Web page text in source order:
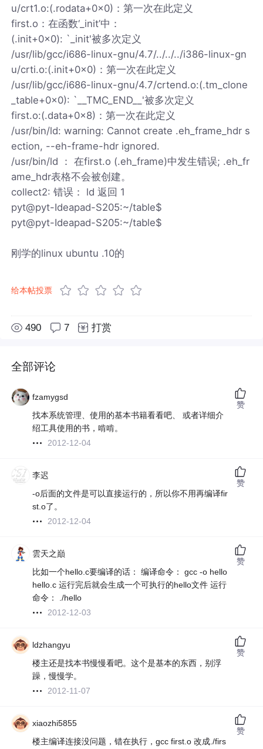
u/crt1.o:(.rodata+0x0)：第一次在此定义
first.o：在函数‘_init’中：
(.init+0x0): `_init'被多次定义
/usr/lib/gcc/i686-linux-gnu/4.7/../../../i386-linux-gn
u/crti.o:(.init+0x0)：第一次在此定义
/usr/lib/gcc/i686-linux-gnu/4.7/crtend.o:(.tm_clone
_table+0x0): `__TMC_END__'被多次定义
first.o:(.data+0x8)：第一次在此定义
/usr/bin/ld: warning: Cannot create .eh_frame_hdr s
ection, --eh-frame-hdr ignored.
/usr/bin/ld ： 在first.o (.eh_frame)中发生错误; .eh_fr
ame_hdr表格不会被创建。
collect2: 错误： ld 返回 1
pyt@pyt-Ideapad-S205:~/table$
pyt@pyt-Ideapad-S205:~/table$
刚学的linux ubuntu .10的
给本帖投票
490 7 打赏
全部评论
fzamygsd
找本系统管理、使用的基本书籍看看吧、 或者详细介
绍工具使用的书，啃啃。
2012-12-04
赞
李迟
-o后面的文件是可以直接运行的，所以你不用再编译fir
st.o了。
2012-12-04
赞
雲天之巔
比如一个hello.c要编译的话： 编译命令： gcc -o hello
hello.c 运行完后就会生成一个可执行的hello文件 运行
命令： ./hello
2012-12-03
赞
ldzhangyu
楼主还是找本书慢慢看吧。这个是基本的东西，别浮
躁，慢慢学。
2012-11-07
赞
xiaozhi5855
楼主编译连接没问题，错在执行，gcc first.o 改成./firs
赞